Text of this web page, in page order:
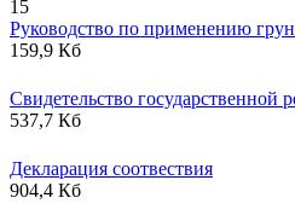
15
Руководство по применению
159,9 Кб
Свидетельство государственной
537,7 Кб
Декларация соотвествия
904,4 Кб